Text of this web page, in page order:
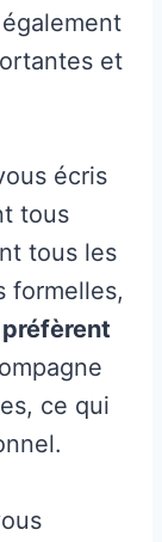
et
écris
tous
tous les
formelles,
ce qui